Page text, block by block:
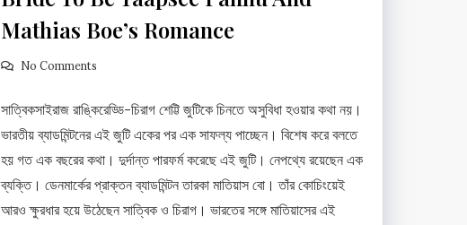
Mathias Boe’s Romance
No Comments
সাত্বিকসাইরাজ রাঙ্কিরেড্ডি-চিরাগ শেট্টি জুটিকে চিনতে অসুবিধা হওয়ার কথা নয়।
ভারতীয় ব্যাডমিন্টনের এই জুটি একের পর এক সাফল্য পাচ্ছেন। বিশেষ করে বলতে
হয় গত এক বছরের কথা। দুর্দান্ত পারফর্ম করেছে এই জুটি। নেপথ্যে রয়েছেন এক
ব্যক্তি। ডেনমার্কের প্রাক্তন ব্যাডমিন্টন তারকা মাতিয়াস বো। তাঁর কোচিংয়েই
আরও ক্ষুরধার হয়ে উঠেছেন সাত্বিক ও চিরাগ। ভারতের সঙ্গে মাতিয়াসের এই